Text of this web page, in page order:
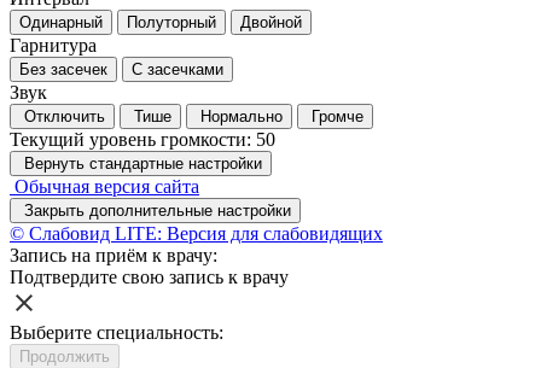
Одинарный Полуторный Двойной
Гарнитура
Без засечек С засечками
Звук
Отключить Тише Нормально Громче
Текущий уровень громкости: 50
Вернуть стандартные настройки
Обычная версия сайта
Закрыть дополнительные настройки
© Слабовид LITE: Версия для слабовидящих
Запись на приём к врачу:
Подтвердите свою запись к врачу
Выберите специальность:
Продолжить